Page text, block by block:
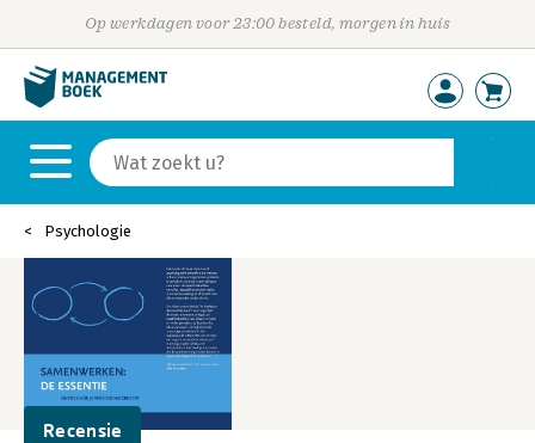
Op werkdagen voor 23:00 besteld, morgen in huis
Psychologie
Recensie